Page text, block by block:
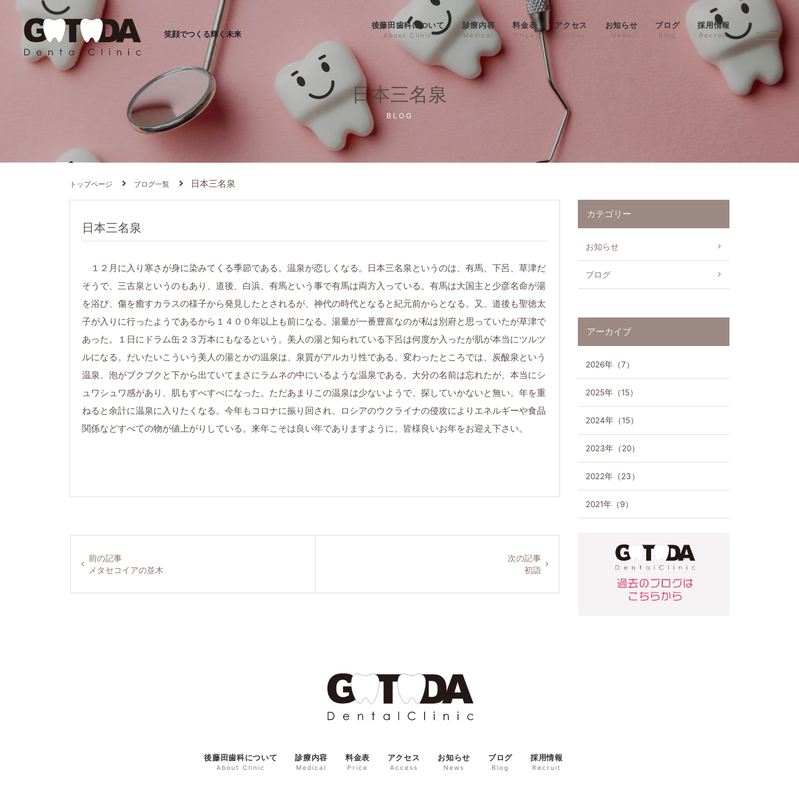
後藤田歯科について
Medical
診療案内
Price
Blog
笑顔でつくる輝く未来
後藤田歯科について
About Clinic
診療内容
Medical
料金表
Price
アクセス
Access
お知らせ
News
ブログ
Blog
採用情報
Recruit
日本三名泉
BLOG
トップページ ブログ一覧 日本三名泉
日本三名泉
１２月に入り寒さが身に染みてくる季節である。温泉が恋しくなる。日本三名泉というのは、有馬、下呂、草津だ
そうで、三古泉というのもあり、道後、白浜、有馬という事で有馬は両方入っている。有馬は大国主と少彦名命が湯
を浴び、傷を癒すカラスの様子から発見したとされるが、神代の時代となると紀元前からとなる。又、道後も聖徳太
子が入りに行ったようであるから１４００年以上も前になる。湯量が一番豊富なのが私は別府と思っていたが草津で
あった。１日にドラム缶２３万本にもなるという。美人の湯と知られている下呂は何度か入ったが肌が本当にツルツ
ルになる。だいたいこういう美人の湯とかの温泉は、泉質がアルカリ性である。変わったところでは、炭酸泉という
温泉、泡がブクブクと下から出ていてまさにラムネの中にいるような温泉である。大分の名前は忘れたが、本当にシ
ュワシュワ感があり、肌もすべすべになった。ただあまりこの温泉は少ないようで、探していかないと無い。年を重
ねると余計に温泉に入りたくなる。今年もコロナに振り回され、ロシアのウクライナの侵攻によりエネルギーや食品
関係などすべての物が値上がりしている。来年こそは良い年でありますように。皆様良いお年をお迎え下さい。
前の記事
メタセコイアの並木
次の記事
初詣
カテゴリー
お知らせ
ブログ
アーカイブ
2026年（7）
2025年（15）
2024年（15）
2023年（20）
2022年（23）
2021年（9）
後藤田歯科について
About Clinic
診療内容
Medical
料金表
Price
アクセス
Access
お知らせ
News
ブログ
Blog
採用情報
Recruit